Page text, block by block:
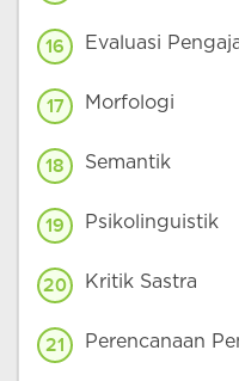
16 Evaluasi
17 Morfologi
18 Semantik
19 Psikolinguistik
20 Kritik Sastra
21 Perencanaan